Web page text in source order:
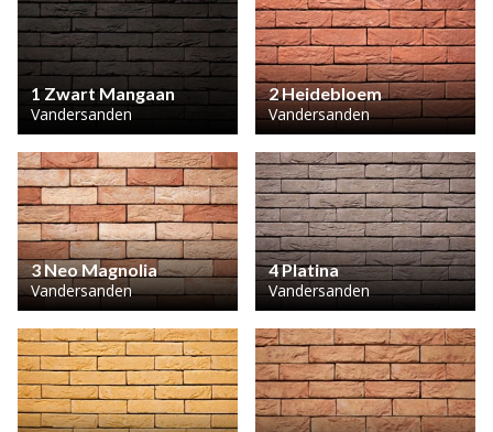
1 Zwart Mangaan
Vandersanden
2 Heidebloem
Vandersanden
3 Neo Magnolia
Vandersanden
4 Platina
Vandersanden